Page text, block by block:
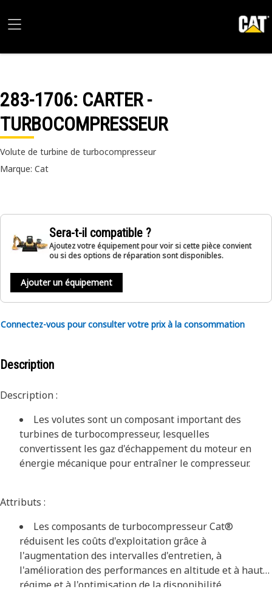
283-1706: CARTER -
TURBOCOMPRESSEUR
Volute de turbine de turbocompresseur
Marque: Cat
Sera-t-il compatible ?
Ajoutez votre équipement pour voir si cette pièce convient
ou si des options de réparation sont disponibles.
Ajouter un équipement
Connectez-vous pour consulter votre prix à la consommation
Description
Description :
Les volutes sont un composant important des
turbines de turbocompresseur, lesquelles
convertissent les gaz d'échappement du moteur en
énergie mécanique pour entraîner le compresseur.
Attributs :
Les composants de turbocompresseur Cat®
réduisent les coûts d'exploitation grâce à
l'augmentation des intervalles d'entretien, à
l'amélioration des performances en altitude et à haut
régime et à l'optimisation de la disponibilité.